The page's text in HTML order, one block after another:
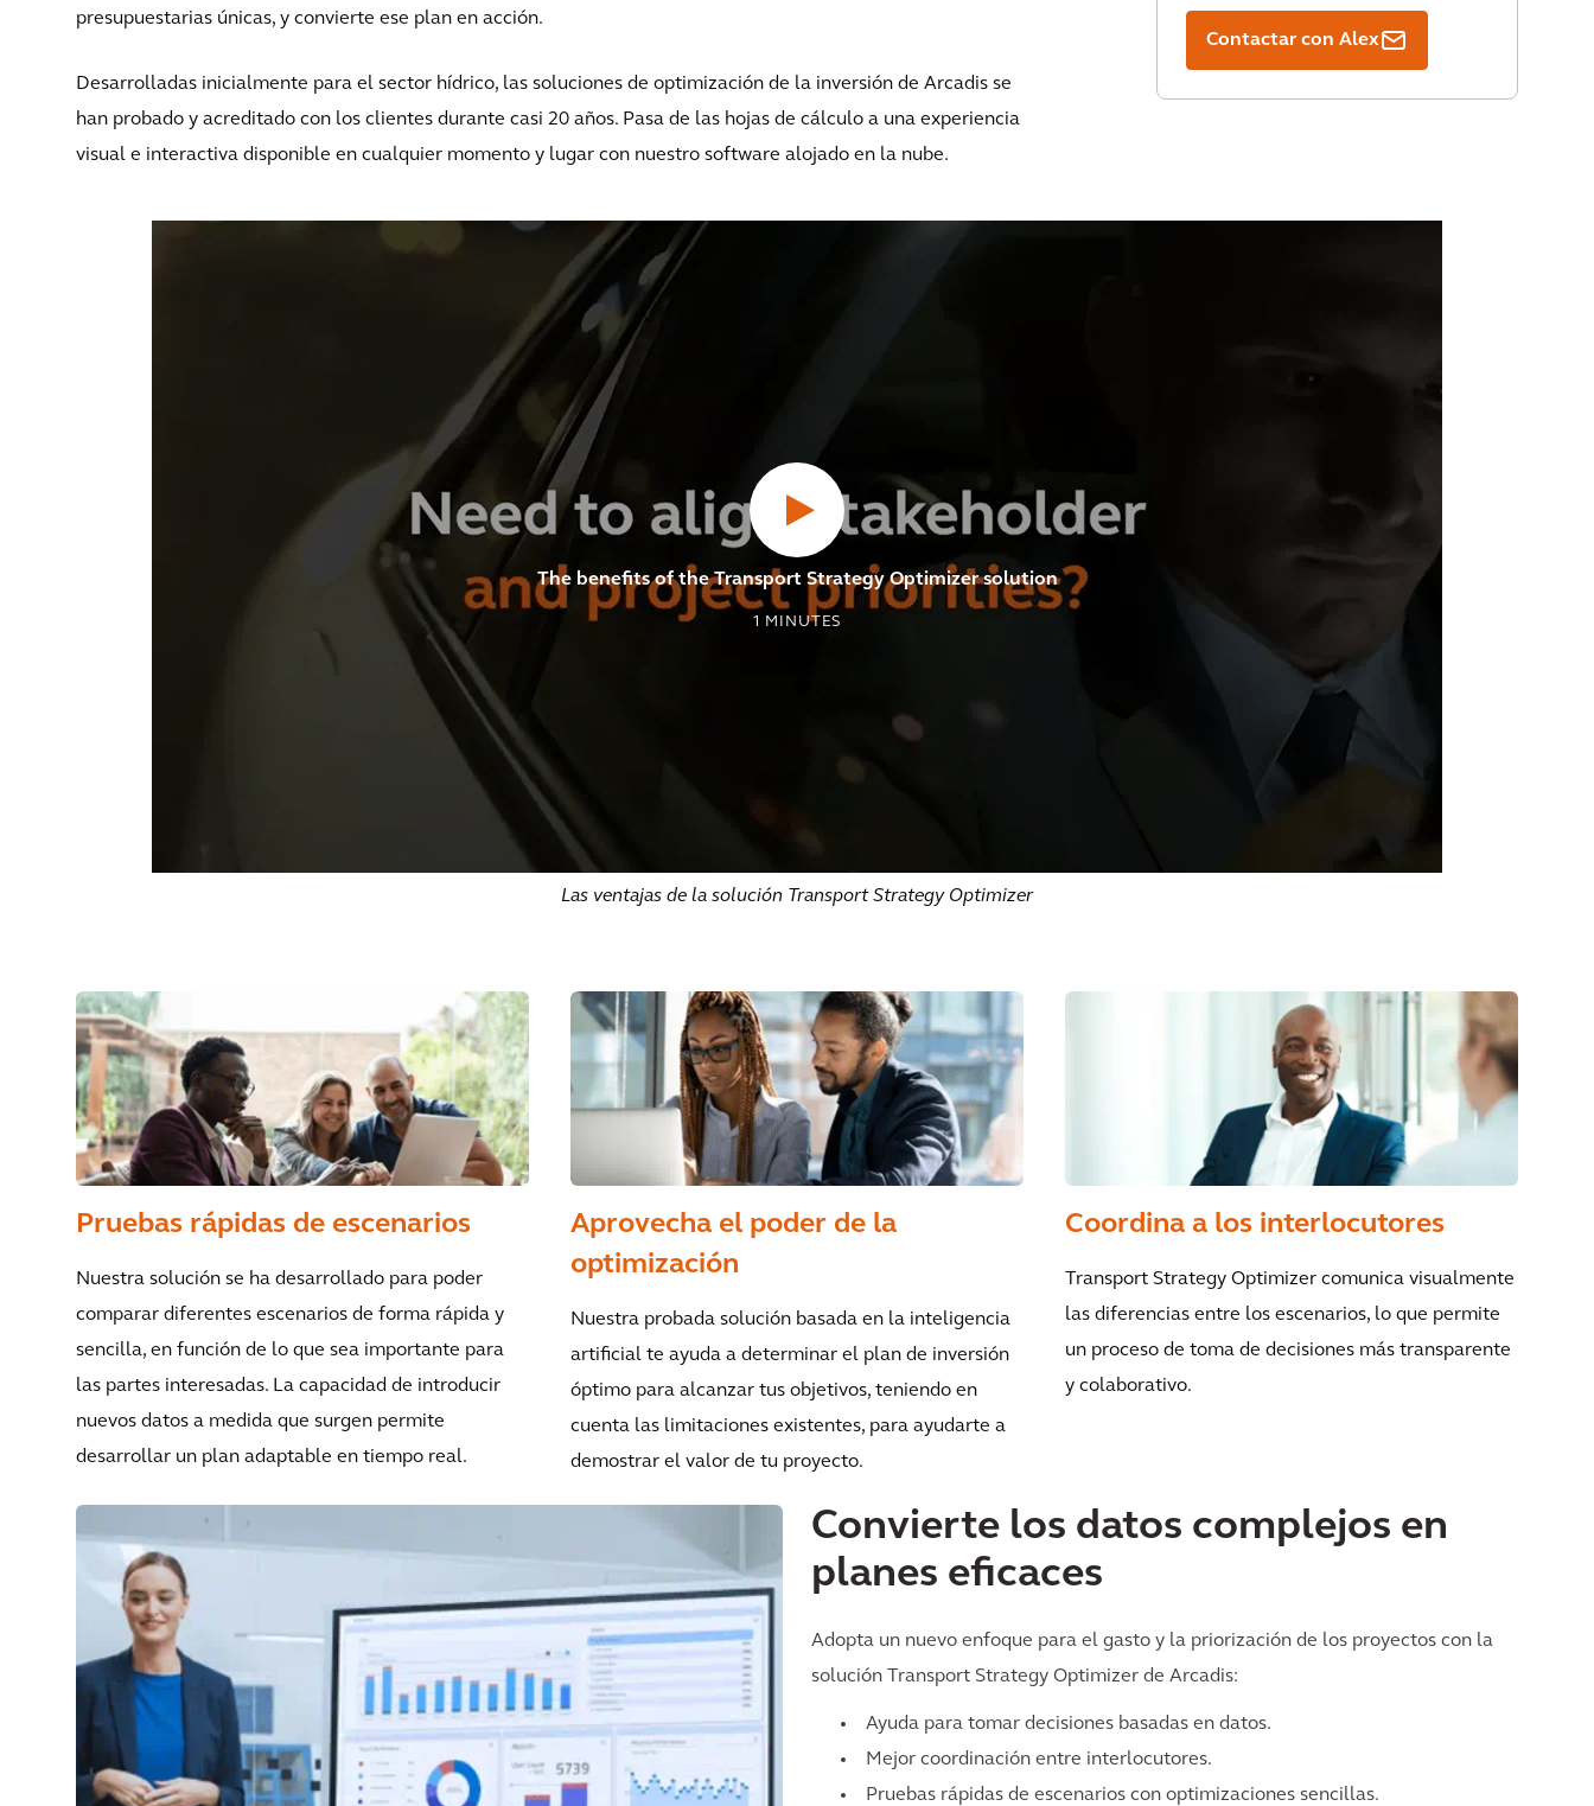
presupuestarias únicas, y convierte ese plan en acción.
Desarrolladas inicialmente para el sector hídrico, las soluciones de optimización de la inversión de Arcadis se
han probado y acreditado con los clientes durante casi 20 años. Pasa de las hojas de cálculo a una experiencia
visual e interactiva disponible en cualquier momento y lugar con nuestro software alojado en la nube.
Contactar con Alex
The benefits of the Transport Strategy Optimizer solution
1 MINUTES
Las ventajas de la solución Transport Strategy Optimizer
Pruebas rápidas de escenarios
Nuestra solución se ha desarrollado para poder
comparar diferentes escenarios de forma rápida y
sencilla, en función de lo que sea importante para
las partes interesadas. La capacidad de introducir
nuevos datos a medida que surgen permite
desarrollar un plan adaptable en tiempo real.
Aprovecha el poder de la
optimización
Nuestra probada solución basada en la inteligencia
artificial te ayuda a determinar el plan de inversión
óptimo para alcanzar tus objetivos, teniendo en
cuenta las limitaciones existentes, para ayudarte a
demostrar el valor de tu proyecto.
Coordina a los interlocutores
Transport Strategy Optimizer comunica visualmente
las diferencias entre los escenarios, lo que permite
un proceso de toma de decisiones más transparente
y colaborativo.
Convierte los datos complejos en
planes eficaces
Adopta un nuevo enfoque para el gasto y la priorización de los proyectos con la
solución Transport Strategy Optimizer de Arcadis:
Ayuda para tomar decisiones basadas en datos.
Mejor coordinación entre interlocutores.
Pruebas rápidas de escenarios con optimizaciones sencillas.